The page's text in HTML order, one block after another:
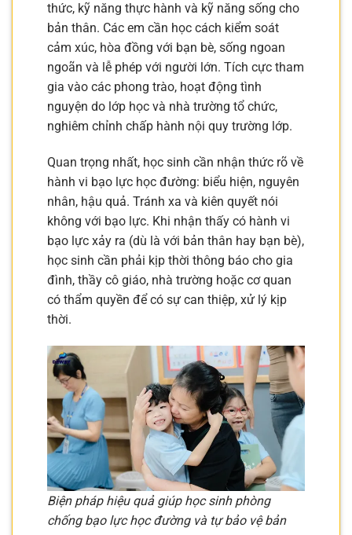
thức, kỹ năng thực hành và kỹ năng sống cho
bản thân. Các em cần học cách kiểm soát
cảm xúc, hòa đồng với bạn bè, sống ngoan
ngoãn và lễ phép với người lớn. Tích cực tham
gia vào các phong trào, hoạt động tình
nguyện do lớp học và nhà trường tổ chức,
nghiêm chỉnh chấp hành nội quy trường lớp.
Quan trọng nhất, học sinh cần nhận thức rõ về
hành vi bạo lực học đường: biểu hiện, nguyên
nhân, hậu quả. Tránh xa và kiên quyết nói
không với bạo lực. Khi nhận thấy có hành vi
bạo lực xảy ra (dù là với bản thân hay bạn bè),
học sinh cần phải kịp thời thông báo cho gia
đình, thầy cô giáo, nhà trường hoặc cơ quan
có thẩm quyền để có sự can thiệp, xử lý kịp
thời.
Biện pháp hiệu quả giúp học sinh phòng
chống bạo lực học đường và tự bảo vệ bản